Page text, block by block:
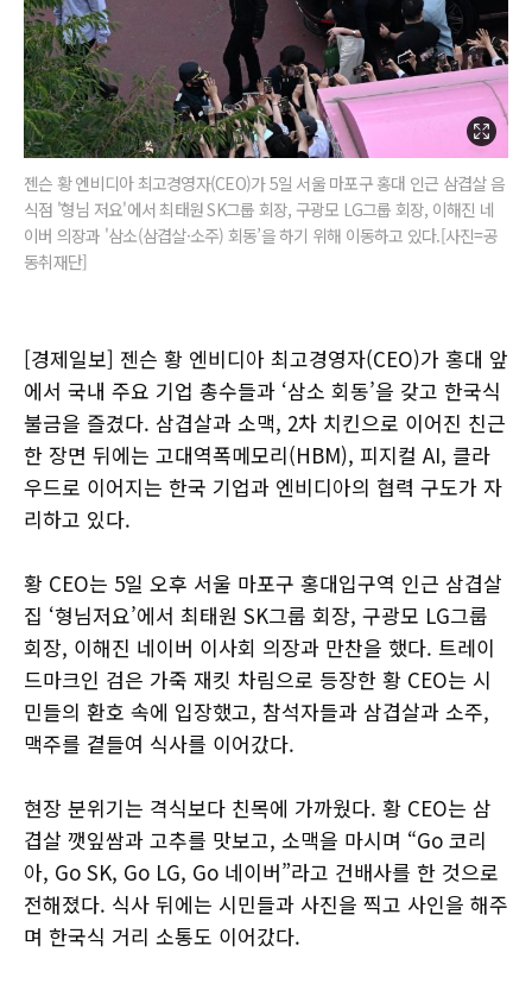
젠슨 황 엔비디아 최고경영자(CEO)가 5일 서울 마포구 홍대 인근 삼겹살 음
식점 '형님 저요'에서 최태원 SK그룹 회장, 구광모 LG그룹 회장, 이해진 네
이버 의장과 '삼소(삼겹살·소주) 회동’을 하기 위해 이동하고 있다.[사진=공
동취재단]
[경제일보] 젠슨 황 엔비디아 최고경영자(CEO)가 홍대 앞
에서 국내 주요 기업 총수들과 ‘삼소 회동’을 갖고 한국식
불금을 즐겼다. 삼겹살과 소맥, 2차 치킨으로 이어진 친근
한 장면 뒤에는 고대역폭메모리(HBM), 피지컬 AI, 클라
우드로 이어지는 한국 기업과 엔비디아의 협력 구도가 자
리하고 있다.
황 CEO는 5일 오후 서울 마포구 홍대입구역 인근 삼겹살
집 ‘형님저요’에서 최태원 SK그룹 회장, 구광모 LG그룹
회장, 이해진 네이버 이사회 의장과 만찬을 했다. 트레이
드마크인 검은 가죽 재킷 차림으로 등장한 황 CEO는 시
민들의 환호 속에 입장했고, 참석자들과 삼겹살과 소주,
맥주를 곁들여 식사를 이어갔다.
현장 분위기는 격식보다 친목에 가까웠다. 황 CEO는 삼
겹살 깻잎쌈과 고추를 맛보고, 소맥을 마시며 “Go 코리
아, Go SK, Go LG, Go 네이버”라고 건배사를 한 것으로
전해졌다. 식사 뒤에는 시민들과 사진을 찍고 사인을 해주
며 한국식 거리 소통도 이어갔다.